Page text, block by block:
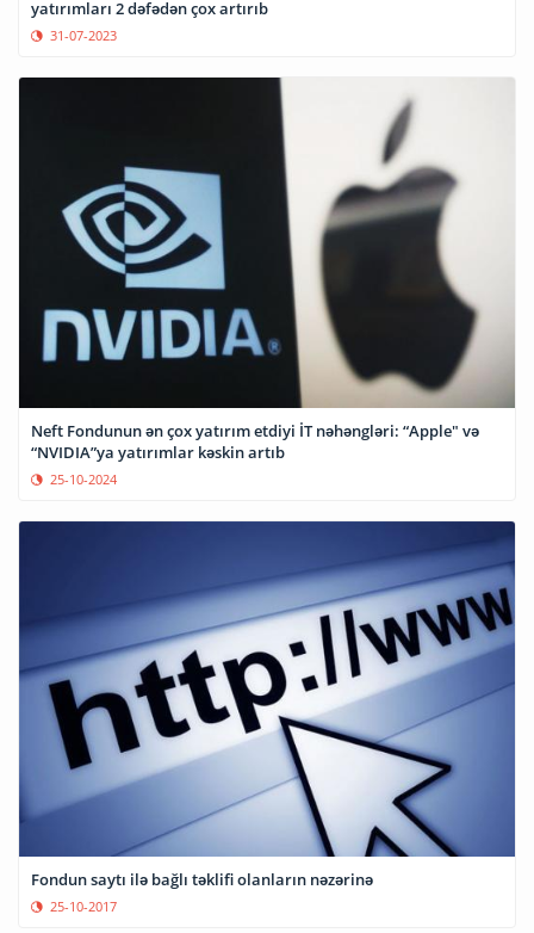
yatırımları 2 dəfədən çox artırıb
31-07-2023
Neft Fondunun ən çox yatırım etdiyi İT nəhəngləri: “Apple" və
“NVIDIA”ya yatırımlar kəskin artıb
25-10-2024
Fondun saytı ilə bağlı təklifi olanların nəzərinə
25-10-2017